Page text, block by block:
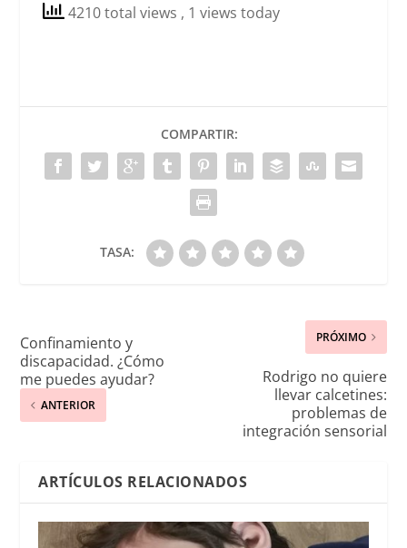
4210 total views , 1 views today
COMPARTIR:
TASA:
Confinamiento y
discapacidad. ¿Cómo
me puedes ayudar?
ANTERIOR
PRÓXIMO
Rodrigo no quiere
llevar calcetines:
problemas de
integración sensorial
ARTÍCULOS RELACIONADOS